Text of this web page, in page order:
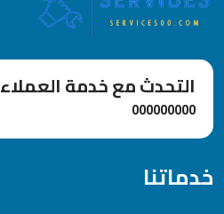
التحدث مع خدمة العملاء
000000000
خدماتنا